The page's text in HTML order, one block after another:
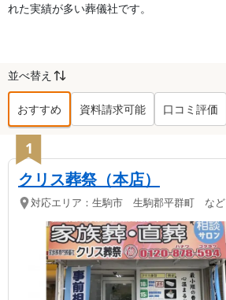
れた実績が多い葬儀社です。
並べ替え
おすすめ 資料請求可能 口コミ評価
生駒市
1
クリス葬祭（本店）
対応エリア： 生駒市 生駒郡平群町 など